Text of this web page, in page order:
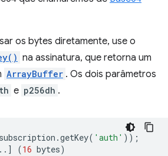
os bytes diretamente, use o
na assinatura, que retorna um
ArrayBuffer . Os dois parâmetros
e p256dh .
subscription .getKey( 'auth' ));
(16 bytes)